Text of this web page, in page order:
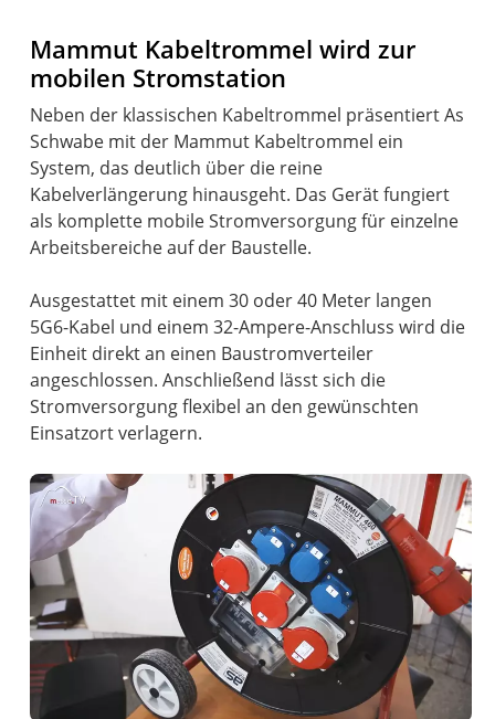
Mammut Kabeltrommel wird zur
mobilen Stromstation
Neben der klassischen Kabeltrommel präsentiert As
Schwabe mit der Mammut Kabeltrommel ein
System, das deutlich über die reine
Kabelverlängerung hinausgeht. Das Gerät fungiert
als komplette mobile Stromversorgung für einzelne
Arbeitsbereiche auf der Baustelle.
Ausgestattet mit einem 30 oder 40 Meter langen
5G6-Kabel und einem 32-Ampere-Anschluss wird die
Einheit direkt an einen Baustromverteiler
angeschlossen. Anschließend lässt sich die
Stromversorgung flexibel an den gewünschten
Einsatzort verlagern.